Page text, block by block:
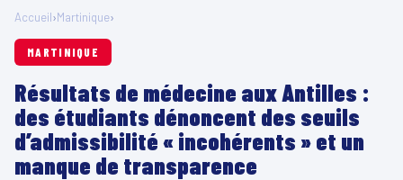
Accueil›Martinique›
MARTINIQUE
Résultats de médecine aux Antilles :
des étudiants dénoncent des seuils
d’admissibilité « incohérents » et un
manque de transparence